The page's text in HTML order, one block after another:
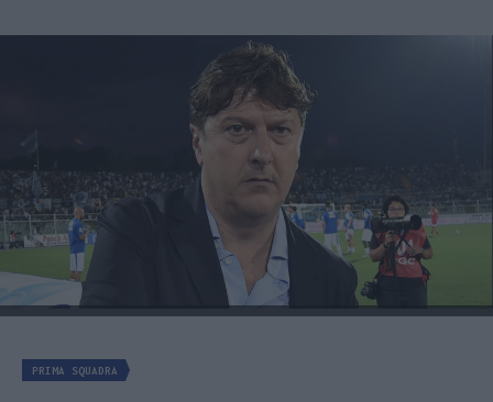
PRIMA SQUADRA